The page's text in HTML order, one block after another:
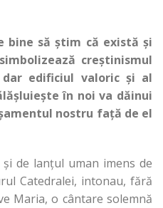
să știm că există și
creștinismul
edificiul valoric și al
în noi va dăinui
nostru față de el
de lanțul uman imens de
Catedralei, intonau, fără
Maria, o cântare solemnă